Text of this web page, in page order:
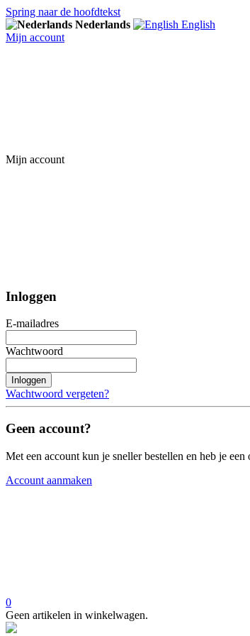
Spring naar de hoofdtekst
Nederlands
English
Mijn account
Mijn account
Inloggen
E-mailadres
Wachtwoord
Inloggen
Wachtwoord vergeten?
Geen account?
Met een account kun je sneller bestellen en heb je
Account aanmaken
0
Geen artikelen in winkelwagen.